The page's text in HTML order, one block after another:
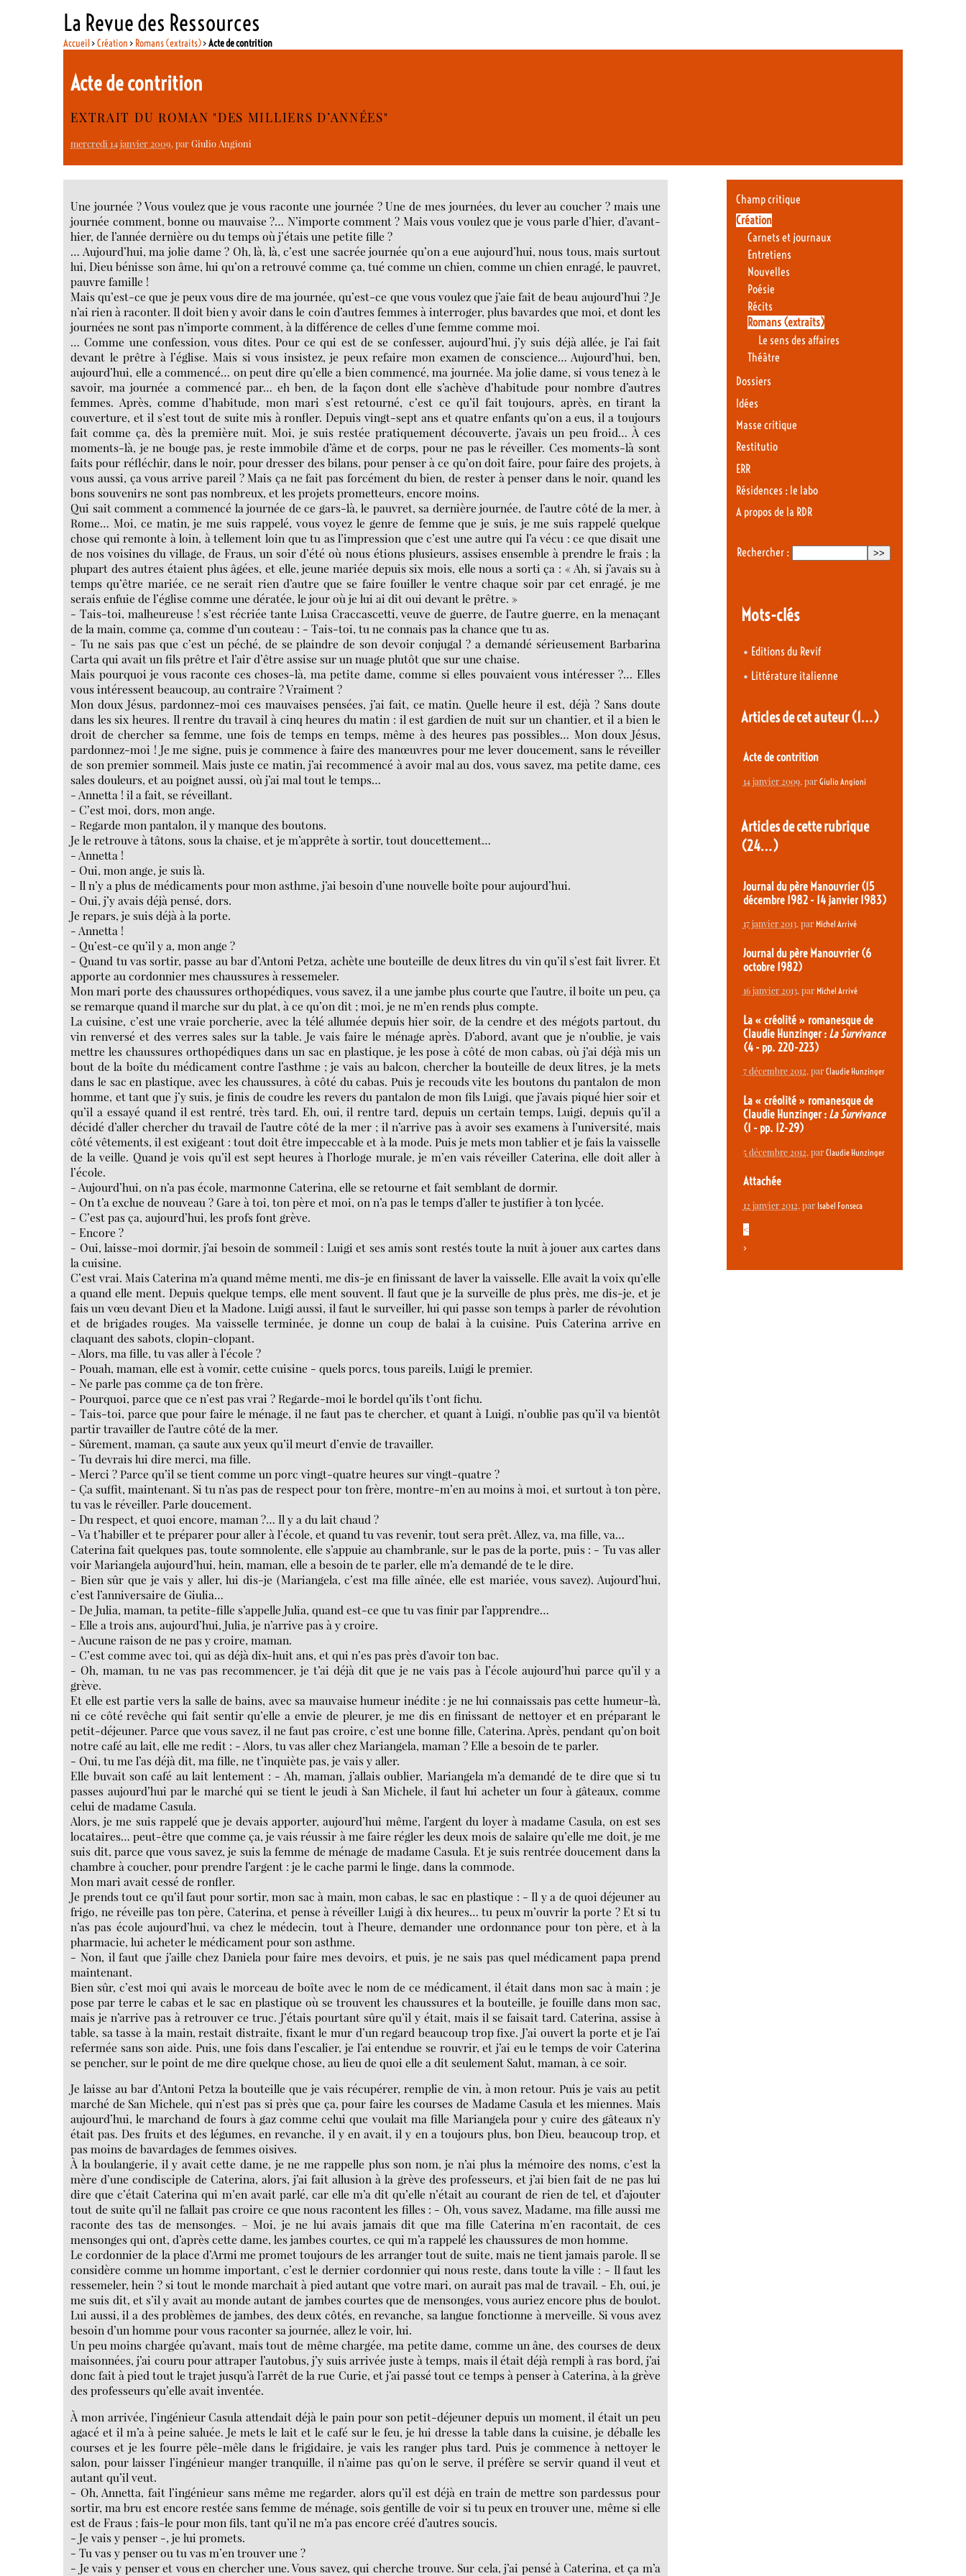
La Revue des Ressources
Accueil>Création > Romans (extraits)>Acte de contrition
Acte de contrition
EXTRAIT DU ROMAN "DES MILLIERS D’ANNÉES"
mercredi 14 janvier 2009, parGiulio Angioni
Une journée ? Vous voulez que je vous raconte une journée ? Une de mes journées, du lever au coucher ? mais une
journée comment, bonne ou mauvaise ?… N’importe comment ? Mais vous voulez que je vous parle d’hier, d’avant-
hier, de l’année dernière ou du temps où j’étais une petite fille ?
… Aujourd’hui, ma jolie dame ? Oh, là, là, c’est une sacrée journée qu’on a eue aujourd’hui, nous tous, mais surtout
lui, Dieu bénisse son âme, lui qu’on a retrouvé comme ça, tué comme un chien, comme un chien enragé, le pauvret,
pauvre famille !
Mais qu’est-ce que je peux vous dire de ma journée, qu’est-ce que vous voulez que j’aie fait de beau aujourd’hui ? Je
n’ai rien à raconter. Il doit bien y avoir dans le coin d’autres femmes à interroger, plus bavardes que moi, et dont les
journées ne sont pas n’importe comment, à la différence de celles d’une femme comme moi.
… Comme une confession, vous dites. Pour ce qui est de se confesser, aujourd’hui, j’y suis déjà allée, je l’ai fait
devant le prêtre à l’église. Mais si vous insistez, je peux refaire mon examen de conscience… Aujourd’hui, ben,
aujourd’hui, elle a commencé… on peut dire qu’elle a bien commencé, ma journée. Ma jolie dame, si vous tenez à le
savoir, ma journée a commencé par… eh ben, de la façon dont elle s’achève d’habitude pour nombre d’autres
femmes. Après, comme d’habitude, mon mari s’est retourné, c’est ce qu’il fait toujours, après, en tirant la
couverture, et il s’est tout de suite mis à ronfler. Depuis vingt-sept ans et quatre enfants qu’on a eus, il a toujours
fait comme ça, dès la première nuit. Moi, je suis restée pratiquement découverte, j’avais un peu froid… À ces
moments-là, je ne bouge pas, je reste immobile d’âme et de corps, pour ne pas le réveiller. Ces moments-là sont
faits pour réfléchir, dans le noir, pour dresser des bilans, pour penser à ce qu’on doit faire, pour faire des projets, à
vous aussi, ça vous arrive pareil ? Mais ça ne fait pas forcément du bien, de rester à penser dans le noir, quand les
bons souvenirs ne sont pas nombreux, et les projets prometteurs, encore moins.
Qui sait comment a commencé la journée de ce gars-là, le pauvret, sa dernière journée, de l’autre côté de la mer, à
Rome… Moi, ce matin, je me suis rappelé, vous voyez le genre de femme que je suis, je me suis rappelé quelque
chose qui remonte à loin, à tellement loin que tu as l’impression que c’est une autre qui l’a vécu : ce que disait une
de nos voisines du village, de Fraus, un soir d’été où nous étions plusieurs, assises ensemble à prendre le frais ; la
plupart des autres étaient plus âgées, et elle, jeune mariée depuis six mois, elle nous a sorti ça : « Ah, si j’avais su à
temps qu’être mariée, ce ne serait rien d’autre que se faire fouiller le ventre chaque soir par cet enragé, je me
serais enfuie de l’église comme une dératée, le jour où je lui ai dit oui devant le prêtre. »
- Tais-toi, malheureuse ! s’est récriée tante Luisa Craccascetti, veuve de guerre, de l’autre guerre, en la menaçant
de la main, comme ça, comme d’un couteau : - Tais-toi, tu ne connais pas la chance que tu as.
- Tu ne sais pas que c’est un péché, de se plaindre de son devoir conjugal ? a demandé sérieusement Barbarina
Carta qui avait un fils prêtre et l’air d’être assise sur un nuage plutôt que sur une chaise.
Mais pourquoi je vous raconte ces choses-là, ma petite dame, comme si elles pouvaient vous intéresser ?… Elles
vous intéressent beaucoup, au contraire ? Vraiment ?
Mon doux Jésus, pardonnez-moi ces mauvaises pensées, j’ai fait, ce matin. Quelle heure il est, déjà ? Sans doute
dans les six heures. Il rentre du travail à cinq heures du matin : il est gardien de nuit sur un chantier, et il a bien le
droit de chercher sa femme, une fois de temps en temps, même à des heures pas possibles… Mon doux Jésus,
pardonnez-moi ! Je me signe, puis je commence à faire des manœuvres pour me lever doucement, sans le réveiller
de son premier sommeil. Mais juste ce matin, j’ai recommencé à avoir mal au dos, vous savez, ma petite dame, ces
sales douleurs, et au poignet aussi, où j’ai mal tout le temps…
- Annetta ! il a fait, se réveillant.
- C’est moi, dors, mon ange.
- Regarde mon pantalon, il y manque des boutons.
Je le retrouve à tâtons, sous la chaise, et je m’apprête à sortir, tout doucettement…
- Annetta !
- Oui, mon ange, je suis là.
- Il n’y a plus de médicaments pour mon asthme, j’ai besoin d’une nouvelle boîte pour aujourd’hui.
- Oui, j’y avais déjà pensé, dors.
Je repars, je suis déjà à la porte.
- Annetta !
- Qu’est-ce qu’il y a, mon ange ?
- Quand tu vas sortir, passe au bar d’Antoni Petza, achète une bouteille de deux litres du vin qu’il s’est fait livrer. Et
apporte au cordonnier mes chaussures à ressemeler.
Mon mari porte des chaussures orthopédiques, vous savez, il a une jambe plus courte que l’autre, il boite un peu, ça
se remarque quand il marche sur du plat, à ce qu’on dit ; moi, je ne m’en rends plus compte.
La cuisine, c’est une vraie porcherie, avec la télé allumée depuis hier soir, de la cendre et des mégots partout, du
vin renversé et des verres sales sur la table. Je vais faire le ménage après. D’abord, avant que je n’oublie, je vais
mettre les chaussures orthopédiques dans un sac en plastique, je les pose à côté de mon cabas, où j’ai déjà mis un
bout de la boîte du médicament contre l’asthme ; je vais au balcon, chercher la bouteille de deux litres, je la mets
dans le sac en plastique, avec les chaussures, à côté du cabas. Puis je recouds vite les boutons du pantalon de mon
homme, et tant que j’y suis, je finis de coudre les revers du pantalon de mon fils Luigi, que j’avais piqué hier soir et
qu’il a essayé quand il est rentré, très tard. Eh, oui, il rentre tard, depuis un certain temps, Luigi, depuis qu’il a
décidé d’aller chercher du travail de l’autre côté de la mer ; il n’arrive pas à avoir ses examens à l’université, mais
côté vêtements, il est exigeant : tout doit être impeccable et à la mode. Puis je mets mon tablier et je fais la vaisselle
de la veille. Quand je vois qu’il est sept heures à l’horloge murale, je m’en vais réveiller Caterina, elle doit aller à
l’école.
- Aujourd’hui, on n’a pas école, marmonne Caterina, elle se retourne et fait semblant de dormir.
- On t’a exclue de nouveau ? Gare à toi, ton père et moi, on n’a pas le temps d’aller te justifier à ton lycée.
- C’est pas ça, aujourd’hui, les profs font grève.
- Encore ?
- Oui, laisse-moi dormir, j’ai besoin de sommeil : Luigi et ses amis sont restés toute la nuit à jouer aux cartes dans
la cuisine.
C’est vrai. Mais Caterina m’a quand même menti, me dis-je en finissant de laver la vaisselle. Elle avait la voix qu’elle
a quand elle ment. Depuis quelque temps, elle ment souvent. Il faut que je la surveille de plus près, me dis-je, et je
fais un vœu devant Dieu et la Madone. Luigi aussi, il faut le surveiller, lui qui passe son temps à parler de révolution
et de brigades rouges. Ma vaisselle terminée, je donne un coup de balai à la cuisine. Puis Caterina arrive en
claquant des sabots, clopin-clopant.
- Alors, ma fille, tu vas aller à l’école ?
- Pouah, maman, elle est à vomir, cette cuisine - quels porcs, tous pareils, Luigi le premier.
- Ne parle pas comme ça de ton frère.
- Pourquoi, parce que ce n’est pas vrai ? Regarde-moi le bordel qu’ils t’ont fichu.
- Tais-toi, parce que pour faire le ménage, il ne faut pas te chercher, et quant à Luigi, n’oublie pas qu’il va bientôt
partir travailler de l’autre côté de la mer.
- Sûrement, maman, ça saute aux yeux qu’il meurt d’envie de travailler.
- Tu devrais lui dire merci, ma fille.
- Merci ? Parce qu’il se tient comme un porc vingt-quatre heures sur vingt-quatre ?
- Ça suffit, maintenant. Si tu n’as pas de respect pour ton frère, montre-m’en au moins à moi, et surtout à ton père,
tu vas le réveiller. Parle doucement.
- Du respect, et quoi encore, maman ?… Il y a du lait chaud ?
- Va t’habiller et te préparer pour aller à l’école, et quand tu vas revenir, tout sera prêt. Allez, va, ma fille, va…
Caterina fait quelques pas, toute somnolente, elle s’appuie au chambranle, sur le pas de la porte, puis : - Tu vas aller
voir Mariangela aujourd’hui, hein, maman, elle a besoin de te parler, elle m’a demandé de te le dire.
- Bien sûr que je vais y aller, lui dis-je (Mariangela, c’est ma fille aînée, elle est mariée, vous savez). Aujourd’hui,
c’est l’anniversaire de Giulia…
- De Julia, maman, ta petite-fille s’appelle Julia, quand est-ce que tu vas finir par l’apprendre…
- Elle a trois ans, aujourd’hui, Julia, je n’arrive pas à y croire.
- Aucune raison de ne pas y croire, maman.
- C’est comme avec toi, qui as déjà dix-huit ans, et qui n’es pas près d’avoir ton bac.
- Oh, maman, tu ne vas pas recommencer, je t’ai déjà dit que je ne vais pas à l’école aujourd’hui parce qu’il y a
grève.
Et elle est partie vers la salle de bains, avec sa mauvaise humeur inédite : je ne lui connaissais pas cette humeur-là,
ni ce côté revêche qui fait sentir qu’elle a envie de pleurer, je me dis en finissant de nettoyer et en préparant le
petit-déjeuner. Parce que vous savez, il ne faut pas croire, c’est une bonne fille, Caterina. Après, pendant qu’on boit
notre café au lait, elle me redit : - Alors, tu vas aller chez Mariangela, maman ? Elle a besoin de te parler.
- Oui, tu me l’as déjà dit, ma fille, ne t’inquiète pas, je vais y aller.
Elle buvait son café au lait lentement : - Ah, maman, j’allais oublier, Mariangela m’a demandé de te dire que si tu
passes aujourd’hui par le marché qui se tient le jeudi à San Michele, il faut lui acheter un four à gâteaux, comme
celui de madame Casula.
Alors, je me suis rappelé que je devais apporter, aujourd’hui même, l’argent du loyer à madame Casula, on est ses
locataires… peut-être que comme ça, je vais réussir à me faire régler les deux mois de salaire qu’elle me doit, je me
suis dit, parce que vous savez, je suis la femme de ménage de madame Casula. Et je suis rentrée doucement dans la
chambre à coucher, pour prendre l’argent : je le cache parmi le linge, dans la commode.
Mon mari avait cessé de ronfler.
Je prends tout ce qu’il faut pour sortir, mon sac à main, mon cabas, le sac en plastique : - Il y a de quoi déjeuner au
frigo, ne réveille pas ton père, Caterina, et pense à réveiller Luigi à dix heures… tu peux m’ouvrir la porte ? Et si tu
n’as pas école aujourd’hui, va chez le médecin, tout à l’heure, demander une ordonnance pour ton père, et à la
pharmacie, lui acheter le médicament pour son asthme.
- Non, il faut que j’aille chez Daniela pour faire mes devoirs, et puis, je ne sais pas quel médicament papa prend
maintenant.
Bien sûr, c’est moi qui avais le morceau de boîte avec le nom de ce médicament, il était dans mon sac à main ; je
pose par terre le cabas et le sac en plastique où se trouvent les chaussures et la bouteille, je fouille dans mon sac,
mais je n’arrive pas à retrouver ce truc. J’étais pourtant sûre qu’il y était, mais il se faisait tard. Caterina, assise à
table, sa tasse à la main, restait distraite, fixant le mur d’un regard beaucoup trop fixe. J’ai ouvert la porte et je l’ai
refermée sans son aide. Puis, une fois dans l’escalier, je l’ai entendue se rouvrir, et j’ai eu le temps de voir Caterina
se pencher, sur le point de me dire quelque chose, au lieu de quoi elle a dit seulement Salut, maman, à ce soir.
Je laisse au bar d’Antoni Petza la bouteille que je vais récupérer, remplie de vin, à mon retour. Puis je vais au petit
marché de San Michele, qui n’est pas si près que ça, pour faire les courses de Madame Casula et les miennes. Mais
aujourd’hui, le marchand de fours à gaz comme celui que voulait ma fille Mariangela pour y cuire des gâteaux n’y
était pas. Des fruits et des légumes, en revanche, il y en avait, il y en a toujours plus, bon Dieu, beaucoup trop, et
pas moins de bavardages de femmes oisives.
À la boulangerie, il y avait cette dame, je ne me rappelle plus son nom, je n’ai plus la mémoire des noms, c’est la
mère d’une condisciple de Caterina, alors, j’ai fait allusion à la grève des professeurs, et j’ai bien fait de ne pas lui
dire que c’était Caterina qui m’en avait parlé, car elle m’a dit qu’elle n’était au courant de rien de tel, et d’ajouter
tout de suite qu’il ne fallait pas croire ce que nous racontent les filles : - Oh, vous savez, Madame, ma fille aussi me
raconte des tas de mensonges. – Moi, je ne lui avais jamais dit que ma fille Caterina m’en racontait, de ces
mensonges qui ont, d’après cette dame, les jambes courtes, ce qui m’a rappelé les chaussures de mon homme.
Le cordonnier de la place d’Armi me promet toujours de les arranger tout de suite, mais ne tient jamais parole. Il se
considère comme un homme important, c’est le dernier cordonnier qui nous reste, dans toute la ville : - Il faut les
ressemeler, hein ? si tout le monde marchait à pied autant que votre mari, on aurait pas mal de travail. - Eh, oui, je
me suis dit, et s’il y avait au monde autant de jambes courtes que de mensonges, vous auriez encore plus de boulot.
Lui aussi, il a des problèmes de jambes, des deux côtés, en revanche, sa langue fonctionne à merveille. Si vous avez
besoin d’un homme pour vous raconter sa journée, allez le voir, lui.
Un peu moins chargée qu’avant, mais tout de même chargée, ma petite dame, comme un âne, des courses de deux
maisonnées, j’ai couru pour attraper l’autobus, j’y suis arrivée juste à temps, mais il était déjà rempli à ras bord, j’ai
donc fait à pied tout le trajet jusqu’à l’arrêt de la rue Curie, et j’ai passé tout ce temps à penser à Caterina, à la grève
des professeurs qu’elle avait inventée.
À mon arrivée, l’ingénieur Casula attendait déjà le pain pour son petit-déjeuner depuis un moment, il était un peu
agacé et il m’a à peine saluée. Je mets le lait et le café sur le feu, je lui dresse la table dans la cuisine, je déballe les
courses et je les fourre pêle-mêle dans le frigidaire, je vais les ranger plus tard. Puis je commence à nettoyer le
salon, pour laisser l’ingénieur manger tranquille, il n’aime pas qu’on le serve, il préfère se servir quand il veut et
autant qu’il veut.
- Oh, Annetta, fait l’ingénieur sans même me regarder, alors qu’il est déjà en train de mettre son pardessus pour
sortir, ma bru est encore restée sans femme de ménage, sois gentille de voir si tu peux en trouver une, même si elle
est de Fraus ; fais-le pour mon fils, tant qu’il ne m’a pas encore créé d’autres soucis.
- Je vais y penser -, je lui promets.
- Tu vas y penser ou tu vas m’en trouver une ?
- Je vais y penser et vous en chercher une. Vous savez, qui cherche trouve. Sur cela, j’ai pensé à Caterina, et ça m’a
Champ critique
Création
Carnets et journaux
Entretiens
Nouvelles
Poésie
Récits
Romans (extraits)
Le sens des affaires
Théâtre
Dossiers
Idées
Masse critique
Restitutio
ERR
Résidences : le labo
A propos de la RDR
Rechercher :
Mots-clés
• Editions du Revif
• Littérature italienne
Articles de cet auteur(1…)
Acte de contrition
14 janvier 2009, par Giulio Angioni
Articles de cette rubrique
(24…)
Journal du père Manouvrier (15
décembre 1982 - 14 janvier 1983)
17 janvier 2013, par Michel Arrivé
Journal du père Manouvrier (6
octobre 1982)
16 janvier 2013, par Michel Arrivé
La « créolité » romanesque de
Claudie Hunzinger : La Survivance
(4 - pp. 220-223)
7 décembre 2012, par Claudie Hunzinger
La « créolité » romanesque de
Claudie Hunzinger : La Survivance
(1 - pp. 12-29)
5 décembre 2012, par Claudie Hunzinger
Attachée
12 janvier 2012, par Isabel Fonseca
<
>